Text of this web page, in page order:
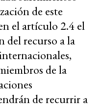
de este
el artículo 2.4 el
recurso a la
de la
de recurrir a